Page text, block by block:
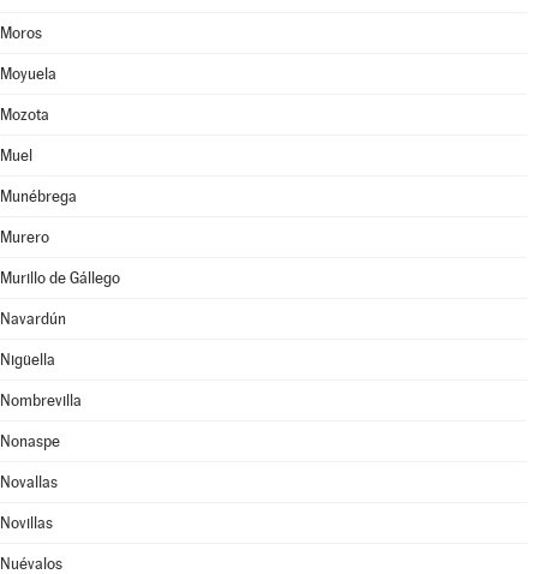
Moros
Moyuela
Mozota
Muel
Munébrega
Murero
Murillo de Gállego
Navardún
Nigüella
Nombrevilla
Nonaspe
Novallas
Novillas
Nuévalos